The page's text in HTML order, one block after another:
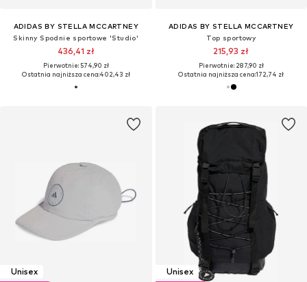
ADIDAS BY STELLA MCCARTNEY
Skinny Spodnie sportowe 'Studio'
436,41 zł
Pierwotnie: 574,90 zł
Ostatnia najniższa cena:402,43 zł
ADIDAS BY STELLA MCCARTNEY
Top sportowy
215,93 zł
Pierwotnie: 287,90 zł
Ostatnia najniższa cena:172,74 zł
Unisex
Unisex